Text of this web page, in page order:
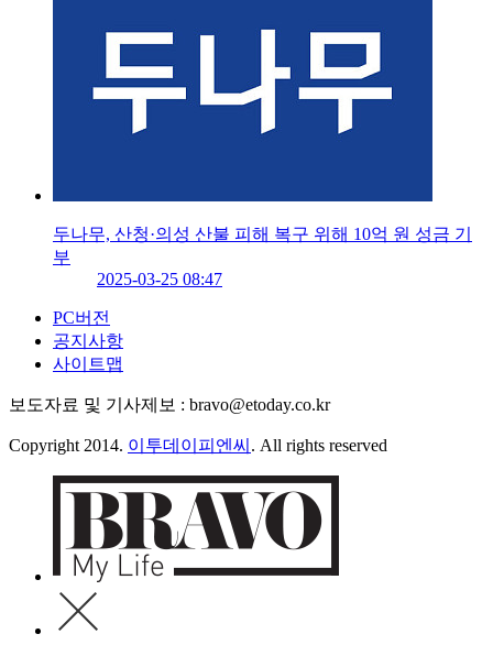
두나무, 산청·의성 산불 피해 복구 위해 10억 원 성금 기
부
2025-03-25 08:47
PC버전
공지사항
사이트맵
보도자료 및 기사제보 : bravo@etoday.co.kr
Copyright 2014. 이투데이피엔씨 . All rights reserved